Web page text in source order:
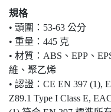
規格
• 頭圍：53-63 公分
• 重量：445 克
• 材質：ABS、EPP、
維、聚乙烯
• 認證：CE EN 397 (1),
Z89.1 Type I Class E,